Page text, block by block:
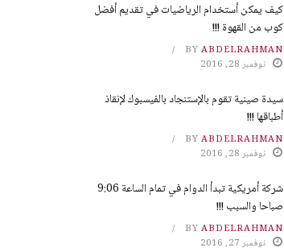
كيف يمكن أستخدام الرياضيات في تقديم أفضل
كوب من القهوة !!!
BY ABDELRAHMAN
نوفمبر 28, 2016
سيدة صينية تقوم بالإستنجاد بالفيسبوك لإنقاذ
أطباقها !!!
BY ABDELRAHMAN
نوفمبر 28, 2016
شركة أمريكية تبدأ الدوام في تمام الساعة 9:06
صباحا والسبب !!!
BY ABDELRAHMAN
نوفمبر 27, 2016